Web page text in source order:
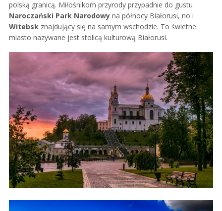
polską granicą. Miłośnikom przyrody przypadnie do gustu
Naroczański Park Narodowy na północy Białorusi, no i
Witebsk znajdujący się na samym wschodzie. To świetne
miasto nazywane jest stolicą kulturową Białorusi.